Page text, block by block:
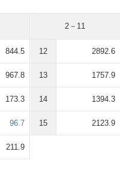
844.5
967.8
173.3
96.7
211.9
2－11
12 2892.6
13 1757.9
14 1394.3
15 2123.9